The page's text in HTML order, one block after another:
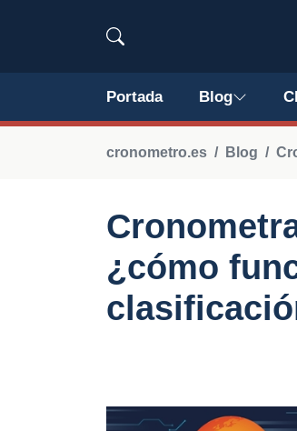
Portada Blog
cronometro.es Blog
¿cómo